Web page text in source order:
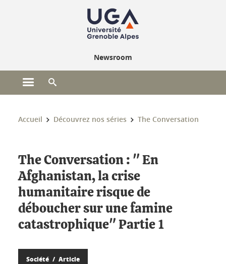
Newsroom
Ouvrir le menu principal
Vous êtes ici :
Accueil Découvrez nos séries The Conversation
The Conversation : " En
Afghanistan, la crise
humanitaire risque de
déboucher sur une famine
catastrophique" Partie 1
Société Article